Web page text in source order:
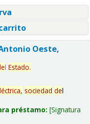
Oeste,
l Estado.
sociedad del
préstamo: Signatura